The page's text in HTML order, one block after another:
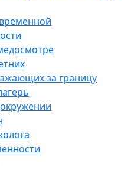
за границу